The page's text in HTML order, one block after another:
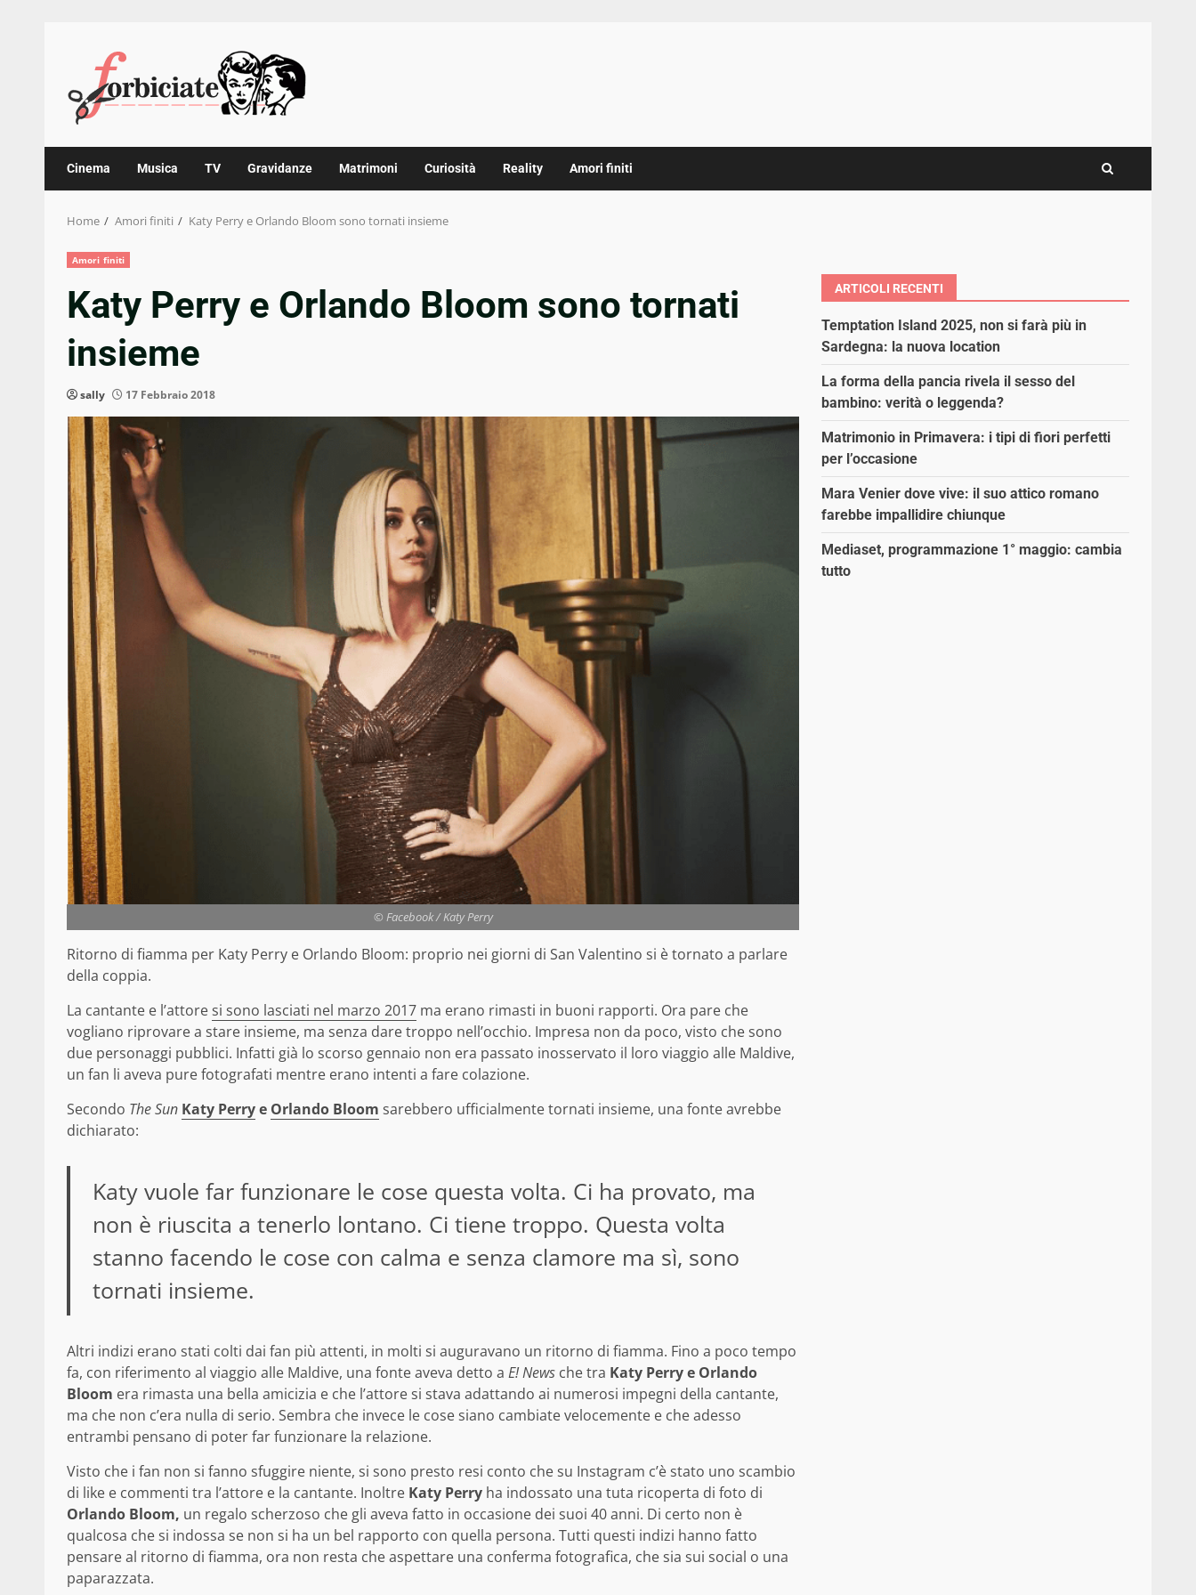
content
Cinema Musica TV Gravidanze Matrimoni Curiosità Reality Amori finiti
Home Amori finiti Katy Perry e Orlando Bloom sono tornati insieme
Amori finiti
Katy Perry e Orlando Bloom sono tornati
insieme
sally 17 Febbraio 2018
© Facebook / Katy Perry
Ritorno di fiamma per Katy Perry e Orlando Bloom: proprio nei giorni di San Valentino si è tornato a parlare
della coppia.
La cantante e l’attoresi sono lasciati nel marzo 2017 ma erano rimasti in buoni rapporti. Ora pare che
vogliano riprovare a stare insieme, ma senza dare troppo nell’occhio. Impresa non da poco, visto che sono
due personaggi pubblici. Infatti già lo scorso gennaio non era passato inosservato il loro viaggio alle Maldive,
un fan li aveva pure fotografati mentre erano intenti a fare colazione.
Secondo The Sun Katy Perrye Orlando Bloom sarebbero ufficialmente tornati insieme, una fonte avrebbe
dichiarato:
Katy vuole far funzionare le cose questa volta. Ci ha provato, ma
non è riuscita a tenerlo lontano. Ci tiene troppo. Questa volta
stanno facendo le cose con calma e senza clamore ma sì, sono
tornati insieme.
Altri indizi erano stati colti dai fan più attenti, in molti si auguravano un ritorno di fiamma. Fino a poco tempo
fa, con riferimento al viaggio alle Maldive, una fonte aveva detto a E! News che tra Katy Perry e Orlando
Bloom era rimasta una bella amicizia e che l’attore si stava adattando ai numerosi impegni della cantante,
ma che non c’era nulla di serio. Sembra che invece le cose siano cambiate velocemente e che adesso
entrambi pensano di poter far funzionare la relazione.
Visto che i fan non si fanno sfuggire niente, si sono presto resi conto che su Instagram c’è stato uno scambio
di like e commenti tra l’attore e la cantante. Inoltre Katy Perry ha indossato una tuta ricoperta di foto di
Orlando Bloom, un regalo scherzoso che gli aveva fatto in occasione dei suoi 40 anni. Di certo non è
qualcosa che si indossa se non si ha un bel rapporto con quella persona. Tutti questi indizi hanno fatto
pensare al ritorno di fiamma, ora non resta che aspettare una conferma fotografica, che sia sui social o una
paparazzata.
ARTICOLI RECENTI
Temptation Island 2025, non si farà più in
Sardegna: la nuova location
La forma della pancia rivela il sesso del
bambino: verità o leggenda?
Matrimonio in Primavera: i tipi di fiori perfetti
per l’occasione
Mara Venier dove vive: il suo attico romano
farebbe impallidire chiunque
Mediaset, programmazione 1° maggio: cambia
tutto